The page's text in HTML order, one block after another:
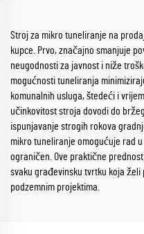
Stroj za mikro tuneliranje na
kupce. Prvo, značajno smanjuje
neugodnosti za javnost i niže
mogućnosti tuneliranja
komunalnih usluga, štedeći i
učinkovitost stroja dovodi do
ispunjavanje strogih rokova
mikro tuneliranje omogućuje rad
ograničen. Ove praktične
svaku građevinsku tvrtku koja želi
podzemnim projektima.